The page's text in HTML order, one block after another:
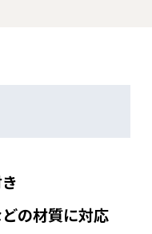
の材質に対応